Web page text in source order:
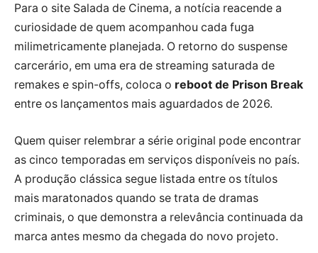
Para o site Salada de Cinema, a notícia reacende a
curiosidade de quem acompanhou cada fuga
milimetricamente planejada. O retorno do suspense
carcerário, em uma era de streaming saturada de
remakes e spin-offs, coloca o reboot de Prison Break
entre os lançamentos mais aguardados de 2026.
Quem quiser relembrar a série original pode encontrar
as cinco temporadas em serviços disponíveis no país.
A produção clássica segue listada entre os títulos
mais maratonados quando se trata de dramas
criminais, o que demonstra a relevância continuada da
marca antes mesmo da chegada do novo projeto.